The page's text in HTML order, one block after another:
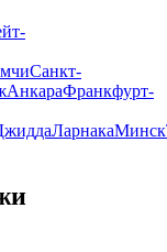
Санкт-
АнкараФранкфурт-
ЛарнакаМинск